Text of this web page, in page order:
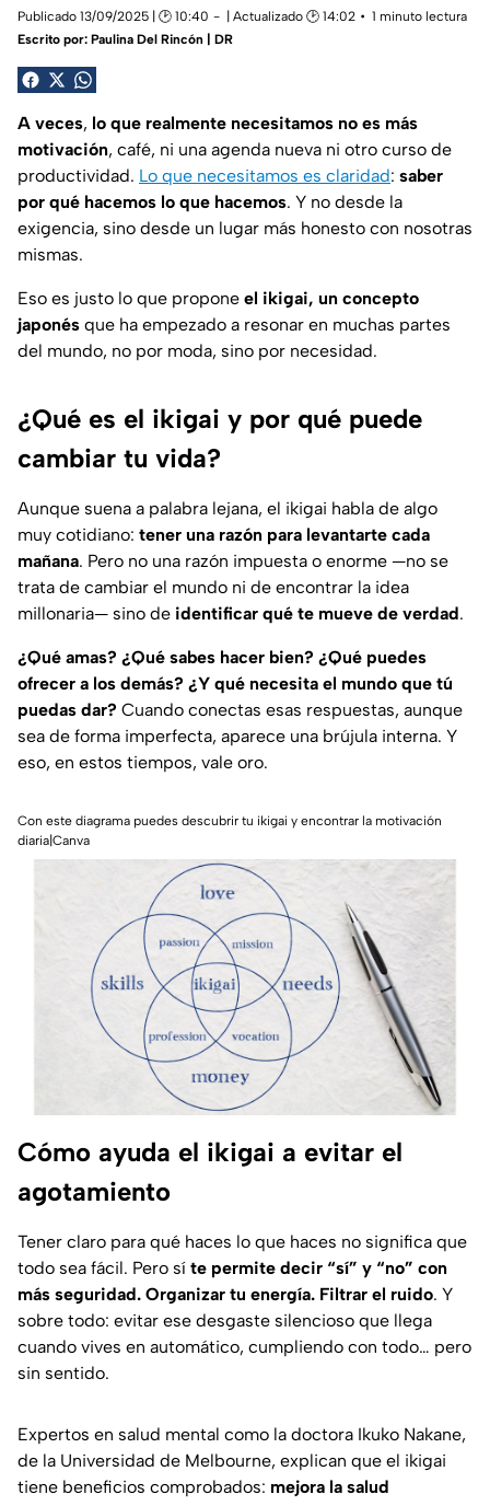
Publicado 13/09/2025 | 🕑 10:40 | Actualizado 🕑 14:02
1 minuto lectura
Escrito por: Paulina Del Rincón | DR
A veces, lo que realmente necesitamos no es más
motivación, café, ni una agenda nueva ni otro curso de
productividad. Lo que necesitamos es claridad: saber
por qué hacemos lo que hacemos. Y no desde la
exigencia, sino desde un lugar más honesto con nosotras
mismas.
Eso es justo lo que propone el ikigai, un concepto
japonés que ha empezado a resonar en muchas partes
del mundo, no por moda, sino por necesidad.
¿Qué es el ikigai y por qué puede
cambiar tu vida?
Aunque suena a palabra lejana, el ikigai habla de algo
muy cotidiano: tener una razón para levantarte cada
mañana. Pero no una razón impuesta o enorme —no se
trata de cambiar el mundo ni de encontrar la idea
millonaria— sino de identificar qué te mueve de verdad.
¿Qué amas? ¿Qué sabes hacer bien? ¿Qué puedes
ofrecer a los demás? ¿Y qué necesita el mundo que tú
puedas dar? Cuando conectas esas respuestas, aunque
sea de forma imperfecta, aparece una brújula interna. Y
eso, en estos tiempos, vale oro.
Con este diagrama puedes descubrir tu ikigai y encontrar la motivación
diaria|Canva
Cómo ayuda el ikigai a evitar el
agotamiento
Tener claro para qué haces lo que haces no significa que
todo sea fácil. Pero sí te permite decir “sí” y “no” con
más seguridad. Organizar tu energía. Filtrar el ruido. Y
sobre todo: evitar ese desgaste silencioso que llega
cuando vives en automático, cumpliendo con todo… pero
sin sentido.
Expertos en salud mental como la doctora Ikuko Nakane,
de la Universidad de Melbourne, explican que el ikigai
tiene beneficios comprobados: mejora la salud